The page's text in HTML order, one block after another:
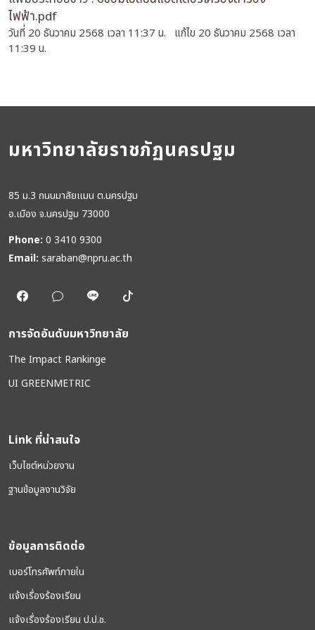
ไฟฟ้า.pdf
วันที่ 20 ธันวาคม 2568 เวลา 11:37 น. แก้ไข 20 ธันวาคม 2568 เวลา
11:39 น.
มหาวิทยาลัยราชภัฏนครปฐม
85 ม.3 ถนนมาลัยแมน ต.นครปฐม
อ.เมือง จ.นครปฐม 73000
Phone: 0 3410 9300
Email: saraban@npru.ac.th
การจัดอันดับมหาวิทยาลัย
The Impact Rankinge
UI GREENMETRIC
Link ที่น่าสนใจ
เว็บไซต์หน่วยงาน
ฐานข้อมูลงานวิจัย
ข้อมูลการติดต่อ
เบอร์โทรศัพท์ภายใน
แจ้งเรื่องร้องเรียน
แจ้งเรื่องร้องเรียน ป.ป.ช.